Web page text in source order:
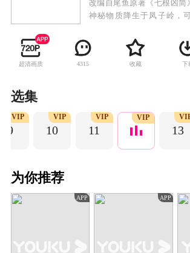
改编自尾鱼原著《七根凶简
神秘物质降生于凤子岭，
凶案接踵而来，木代、罗韧
曹严华五个平凡而热血的年
际遇意外卷入心简事件，五
华。
超清画质 4315 收藏 下
选集
9
VIP
10
VIP
11
VIP VIP
13
为你推荐
APP APP